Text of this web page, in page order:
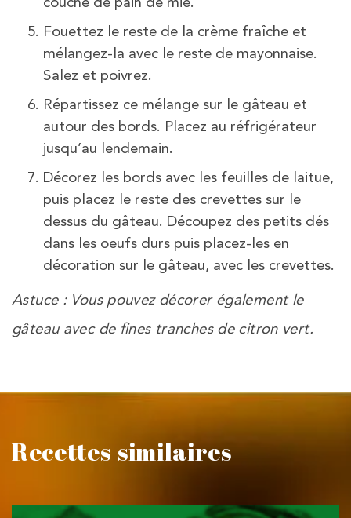
Fouettez le reste de la crème fraîche et
mélangez-la avec le reste de mayonnaise.
Salez et poivrez.
Répartissez ce mélange sur le gâteau et
autour des bords. Placez au réfrigérateur
jusqu’au lendemain.
Décorez les bords avec les feuilles de laitue,
puis placez le reste des crevettes sur le
dessus du gâteau. Découpez des petits dés
dans les oeufs durs puis placez-les en
décoration sur le gâteau, avec les crevettes.
Astuce : Vous pouvez décorer également le
gâteau avec de fines tranches de citron vert.
Recettes similaires